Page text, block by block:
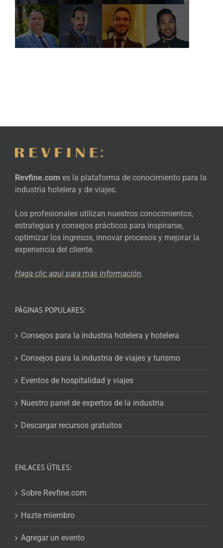
Revfine.com es la plataforma de conocimiento para la
industria hotelera y de viajes.
Los profesionales utilizan nuestros conocimientos,
estrategias y consejos prácticos para inspirarse,
optimizar los ingresos, innovar procesos y mejorar la
experiencia del cliente.
Haga clic aquí para más información.
PÁGINAS POPULARES:
Consejos para la industria hotelera y hotelera
Consejos para la industria de viajes y turismo
Eventos de hospitalidad y viajes
Nuestro panel de expertos de la industria
Descargar recursos gratuitos
ENLACES ÚTILES:
Sobre Revfine.com
Hazte miembro
Agregar un evento